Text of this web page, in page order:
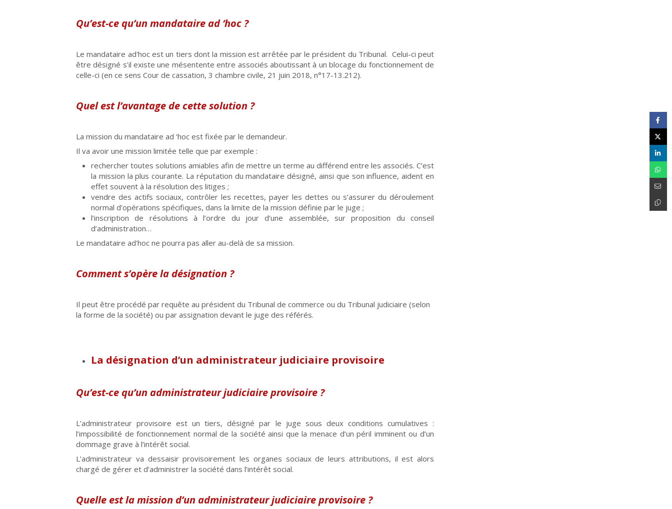
Qu’est-ce qu’un mandataire ad ‘hoc ?
Le mandataire ad'hoc est un tiers dont la mission est arrêtée par le président du Tribunal. Celui-ci peut
être désigné s’il existe une mésentente entre associés aboutissant à un blocage du fonctionnement de
celle-ci (en ce sens Cour de cassation, 3 chambre civile, 21 juin 2018, n°17-13.212).
Quel est l’avantage de cette solution ?
La mission du mandataire ad ‘hoc est fixée par le demandeur.
Il va avoir une mission limitée telle que par exemple :
rechercher toutes solutions amiables afin de mettre un terme au différend entre les associés. C’est
la mission la plus courante. La réputation du mandataire désigné, ainsi que son influence, aident en
effet souvent à la résolution des litiges ;
vendre des actifs sociaux, contrôler les recettes, payer les dettes ou s’assurer du déroulement
normal d’opérations spécifiques, dans la limite de la mission définie par le juge ;
l’inscription de résolutions à l’ordre du jour d’une assemblée, sur proposition du conseil
d’administration…
Le mandataire ad'hoc ne pourra pas aller au-delà de sa mission.
Comment s’opère la désignation ?
Il peut être procédé par requête au président du Tribunal de commerce ou du Tribunal judiciaire (selon
la forme de la société) ou par assignation devant le juge des référés.
La désignation d’un administrateur judiciaire provisoire
Qu’est-ce qu’un administrateur judiciaire provisoire ?
L’administrateur provisoire est un tiers, désigné par le juge sous deux conditions cumulatives :
l’impossibilité de fonctionnement normal de la société ainsi que la menace d’un péril imminent ou d’un
dommage grave à l’intérêt social.
L’administrateur va dessaisir provisoirement les organes sociaux de leurs attributions, il est alors
chargé de gérer et d’administrer la société dans l’intérêt social.
Quelle est la mission d’un administrateur judiciaire provisoire ?